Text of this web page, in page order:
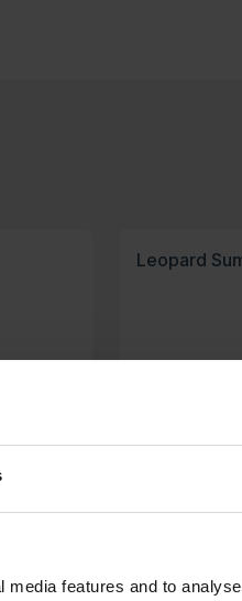
features and to
Leopard